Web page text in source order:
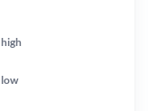
high
low